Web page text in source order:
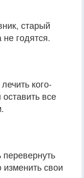
старый
годятся.
кого-
все
свои